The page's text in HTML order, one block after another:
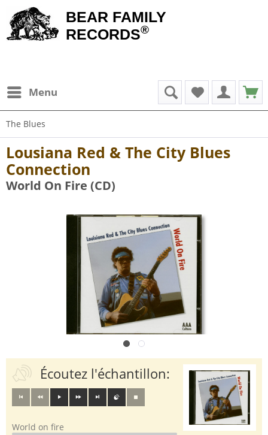
BEAR FAMILY
RECORDS®
Menu
The Blues
Lousiana Red & The City Blues
Connection
World On Fire (CD)
Écoutez l'échantillon:
World on fire